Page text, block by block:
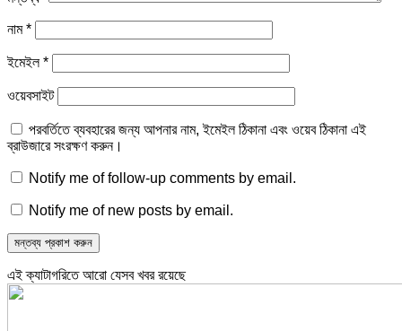
নাম*
ইমেইল*
ওয়েবসাইট
পরবর্তিতে ব্যবহারের জন্য আপনার নাম, ইমেইল ঠিকানা এবং ওয়েব ঠিকানা এই
ব্রাউজারে সংরক্ষণ করুন।
Notify me of follow-up comments by email.
Notify me of new posts by email.
এই ক্যাটাগরিতে আরো যেসব খবর রয়েছে